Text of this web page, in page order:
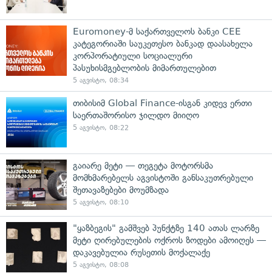
Euromoney-მ საქართველოს ბანკი CEE
კატეგორიაში საუკეთესო ბანკად დაასახელა
კორპორატიული სოციალური
პასუხისმგებლობის მიმართულებით
5 აგვისტო, 08:34
თიბისიმ Global Finance-ისგან კიდევ ერთი
საერთაშორისო ჯილდო მიიღო
5 აგვისტო, 08:22
გაიარე მეტი — თეგეტა მოტორსმა
მომხმარებელს აგვისტოში განსაკუთრებული
შეთავაზებები მოუმზადა
5 აგვისტო, 08:10
"ყაზბეგის" გამშვებ პუნქტზე 140 ათას ლარზე
მეტი ღირებულების ოქროს ზოდები ამოიღეს —
დაკავებულია რუსეთის მოქალაქე
5 აგვისტო, 08:08